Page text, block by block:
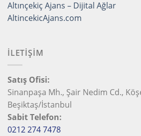
Altınçekiç Ajans – Dijital Ağlar
AltincekicAjans.com
İLETİŞİM
Satış Ofisi:
Sinanpaşa Mh., Şair Nedim Cd.,
Beşiktaş/İstanbul
Sabit Telefon:
0212 274 7478